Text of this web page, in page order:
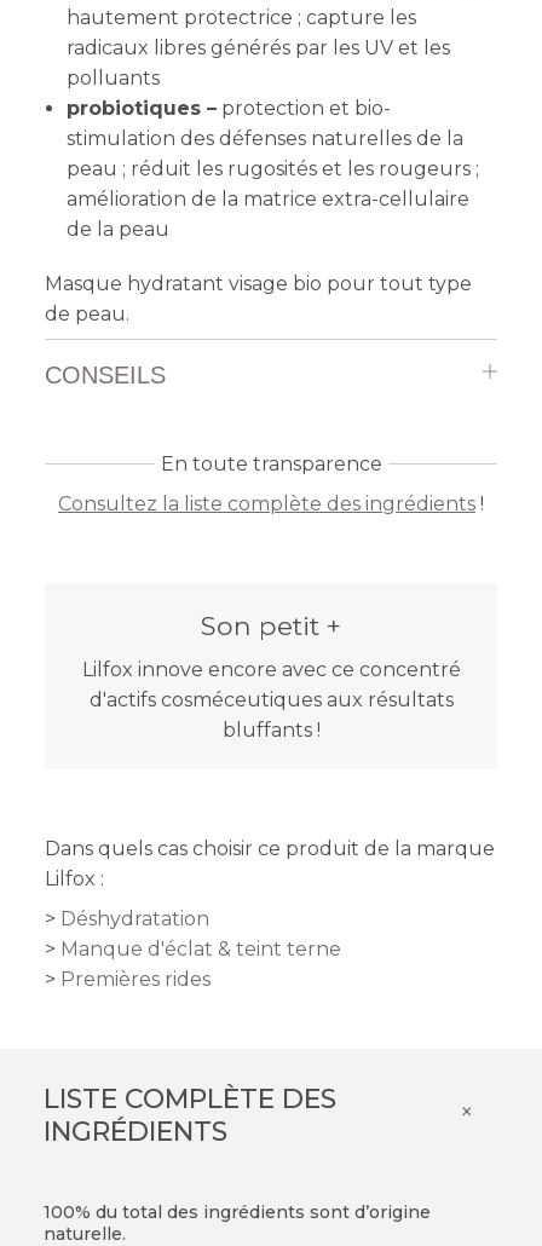
hautement protectrice ; capture les
radicaux libres générés par les UV et les
polluants
probiotiques – protection et bio-
stimulation des défenses naturelles de la
peau ; réduit les rugosités et les rougeurs ;
amélioration de la matrice extra-cellulaire
de la peau
Masque hydratant visage bio pour tout type
de peau.
CONSEILS
En toute transparence
Consultez la liste complète des ingrédients !
Son petit +
Lilfox innove encore avec ce concentré
d'actifs cosméceutiques aux résultats
bluffants !
Dans quels cas choisir ce produit de la marque
Lilfox :
Déshydratation
Manque d'éclat & teint terne
Premières rides
LISTE COMPLÈTE DES
INGRÉDIENTS
×
100% du total des ingrédients sont d’origine
naturelle.